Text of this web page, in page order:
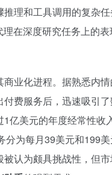
理和工具调用的复杂
在深度研究任务上的
业化进程。据熟悉内
付费服务后，迅速吸引
1亿美元的年度经常性收
分为每月39美元和199
认为颇具挑战性，但